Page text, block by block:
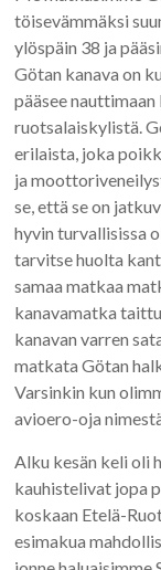
töisevämmäksi
ylöspäin 38 ja
Götan kanava on
pääsee
ruotsalaiskylistä.
erilaista, joka
ja
se, että se on
hyvin turvallisissa
tarvitse huolta
samaa matkaa
kanavamatka
kanavan varren
matkata Götan
Varsinkin kun
avioero-oja
Alku kesän keli oli
kauhistelivat jopa
koskaan Etelä-
esimakua